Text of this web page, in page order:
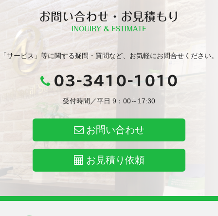
お問い合わせ・お見積もり
INQUIRY & ESTIMATE
「サービス」等に関する疑問・質問など、お気軽にお問合せください。
03-3410-1010
受付時間／平日 9：00～17:30
お問い合わせ
お見積り依頼